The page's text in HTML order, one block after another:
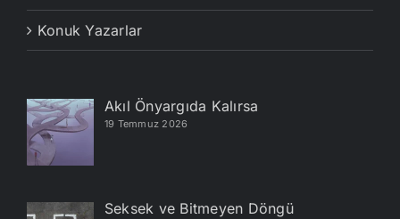
Konuk Yazarlar
Akıl Önyargıda Kalırsa
19 Temmuz 2026
Seksek ve Bitmeyen Döngü